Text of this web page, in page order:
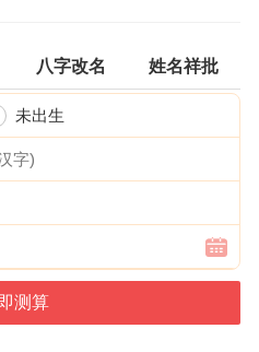
八字改名 姓名祥批
未出生